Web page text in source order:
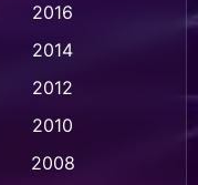
2016
2014
2012
2010
2008